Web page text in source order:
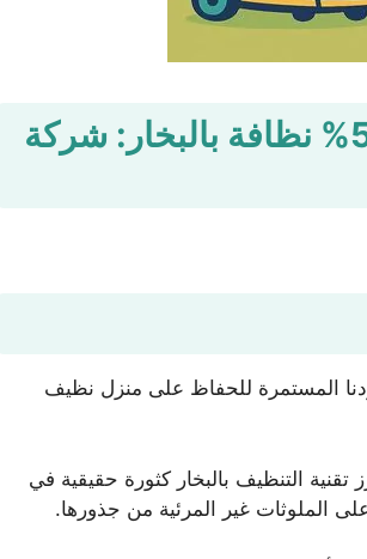
شركة تنظيف بالبخار بجدة بخصم 50% نظافة بالبخار: شركة
المستمرة للحفاظ على منزل نظيف
تقنية التنظيف بالبخار كثورة حقيقية في
الملوثات غير المرئية من جذورها.